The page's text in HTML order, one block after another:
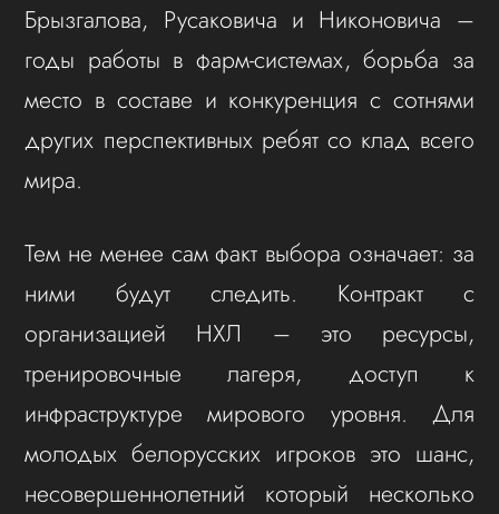
Брызгалова, Русаковича и Никоновича –
годы работы в фарм-системах, борьба за
место в составе и конкуренция с сотнями
других перспективных ребят со клад всего
мира.
Тем не менее сам факт выбора означает: за
ними будут следить. Контракт с
организацией НХЛ – это ресурсы,
тренировочные лагеря, доступ к
инфраструктуре мирового уровня. Для
молодых белорусских игроков это шанс,
несовершеннолетний который несколько